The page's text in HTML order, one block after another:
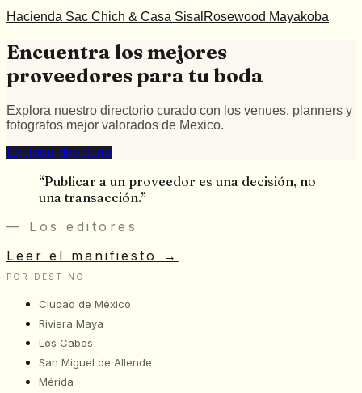
Hacienda Sac Chich & Casa Sisal Rosewood Mayakoba
Encuentra los mejores
proveedores para tu boda
Explora nuestro directorio curado con los venues, planners y
fotografos mejor valorados de Mexico.
Explorar directorio
“Publicar a un proveedor es una decisión, no
una transacción.”
— Los editores
Leer el manifiesto
→
POR DESTINO
Ciudad de México
Riviera Maya
Los Cabos
San Miguel de Allende
Mérida